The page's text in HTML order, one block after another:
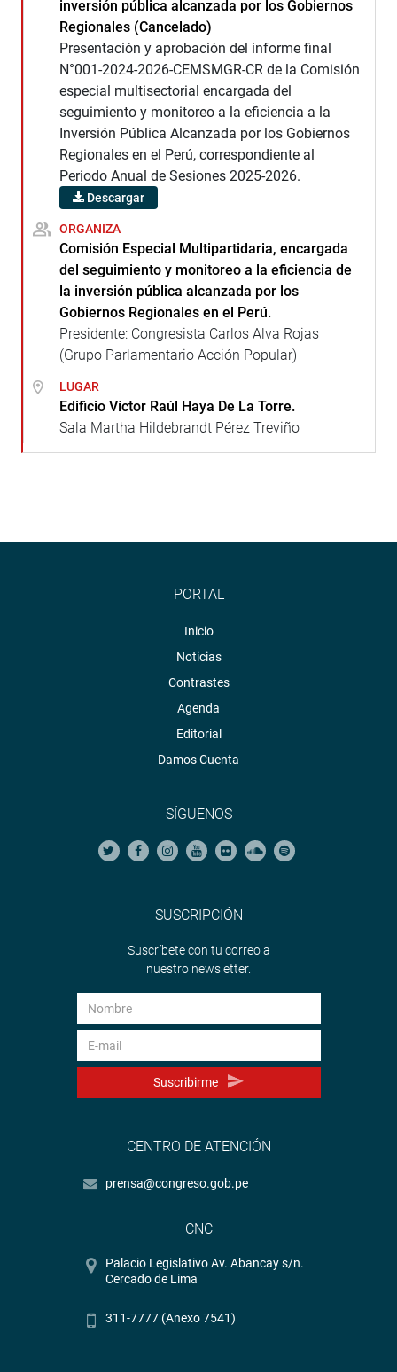
inversión pública alcanzada por los Gobiernos
Regionales (Cancelado)
Presentación y aprobación del informe final
N°001-2024-2026-CEMSMGR-CR de la Comisión
especial multisectorial encargada del
seguimiento y monitoreo a la eficiencia a la
Inversión Pública Alcanzada por los Gobiernos
Regionales en el Perú, correspondiente al
Periodo Anual de Sesiones 2025-2026.
Descargar
ORGANIZA
Comisión Especial Multipartidaria, encargada
del seguimiento y monitoreo a la eficiencia de
la inversión pública alcanzada por los
Gobiernos Regionales en el Perú.
Presidente: Congresista Carlos Alva Rojas
(Grupo Parlamentario Acción Popular)
LUGAR
Edificio Víctor Raúl Haya De La Torre.
Sala Martha Hildebrandt Pérez Treviño
PORTAL
Inicio
Noticias
Contrastes
Agenda
Editorial
Damos Cuenta
SÍGUENOS
SUSCRIPCIÓN
Suscríbete con tu correo a
nuestro newsletter.
Suscribirme
CENTRO DE ATENCIÓN
prensa@congreso.gob.pe
CNC
Palacio Legislativo Av. Abancay s/n.
Cercado de Lima
311-7777 (Anexo 7541)